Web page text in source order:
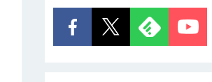
医療文書作成を効
率化する生成